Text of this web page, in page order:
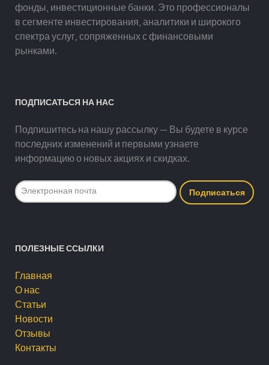
фонды, инвестиционные банки. Это профессионалы
в сегменте инвестирования, аналитики и широкого
спектра услуг, сопряженных с финансовыми
рынками.
ПОДПИСАТЬСЯ НА НАС
Подпишитесь на нашу рассылку — Вы будете в курсе
последних изменений и первыми узнаете
информацию о новых акциях и скидках.
ПОЛЕЗНЫЕ ССЫЛКИ
Главная
О нас
Статьи
Новости
Отзывы
Контакты